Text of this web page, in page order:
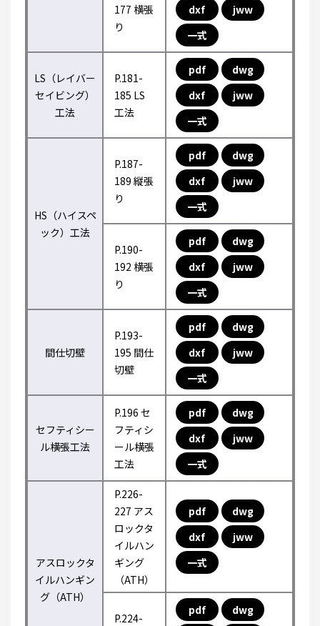
177 横張
り
dxf
jww
一式
LS（レイバー
セイビング）
工法
P.181-
185 LS
工法
pdf
dwg
dxf
jww
一式
HS（ハイスペ
ック）工法
P.187-
189 縦張
り
pdf
dwg
dxf
jww
一式
P.190-
192 横張
り
pdf
dwg
dxf
jww
一式
間仕切壁
P.193-
195 間仕
切壁
pdf
dwg
dxf
jww
一式
セフティシー
ル横張工法
P.196 セ
フティシ
ール横張
工法
pdf
dwg
dxf
jww
一式
アスロックタ
イルハンギン
グ（ATH）
P.226-
227 アス
ロックタ
イルハン
ギング
（ATH）
pdf
dwg
dxf
jww
一式
P.224-
pdf
dwg